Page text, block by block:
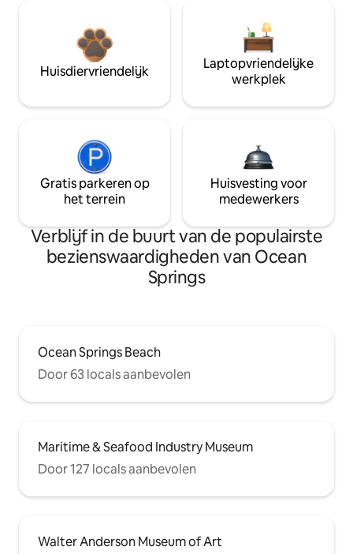
Huisdiervriendelijk
Laptopvriendelijke
werkplek
Gratis parkeren op
het terrein
Huisvesting voor
medewerkers
Verblijf in de buurt van de populairste
bezienswaardigheden van Ocean
Springs
Ocean Springs Beach
Door 63 locals aanbevolen
Maritime & Seafood Industry Museum
Door 127 locals aanbevolen
Walter Anderson Museum of Art